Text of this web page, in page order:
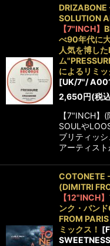
DRIZABONE
SOLUTION
【7"INCH】
べ90年代に
人気を博し
ム
によるリミ
[UK/7"/
2,650円(税
【7"INCH】
SOULや
ブリティッ
アーティス
COTONETE
(DIMITRI
【12"INCH】
ンク・バン
FROM
ミックス！ [
SWEETNESS